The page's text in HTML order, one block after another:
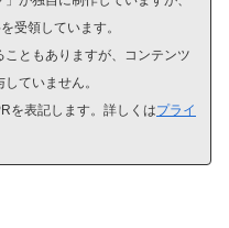
受領しています。
ともありますが、コンテンツ
ていません。
を表記します。詳しくはプライ